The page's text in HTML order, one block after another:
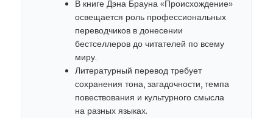
В книге Дэна Брауна «Происхождение»
освещается роль профессиональных
переводчиков в донесении
бестселлеров до читателей по всему
миру.
Литературный перевод требует
сохранения тона, загадочности, темпа
повествования и культурного смысла
на разных языках.